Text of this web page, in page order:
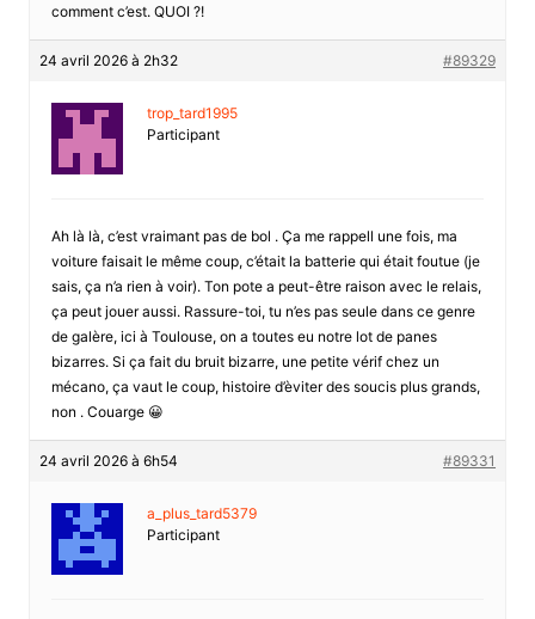
comment c’est. QUOI ?!
24 avril 2026 à 2h32 #89329
trop_tard1995
Participant
Ah là là, c’est vraimant pas de bol . Ça me rappell une fois, ma
voiture faisait le même coup, c’était la batterie qui était foutue (je
sais, ça n’a rien à voir). Ton pote a peut-être raison avec le relais,
ça peut jouer aussi. Rassure-toi, tu n’es pas seule dans ce genre
de galère, ici à Toulouse, on a toutes eu notre lot de panes
bizarres. Si ça fait du bruit bizarre, une petite vérif chez un
mécano, ça vaut le coup, histoire d’èviter des soucis plus grands,
non . Couarge 😀
24 avril 2026 à 6h54 #89331
a_plus_tard5379
Participant